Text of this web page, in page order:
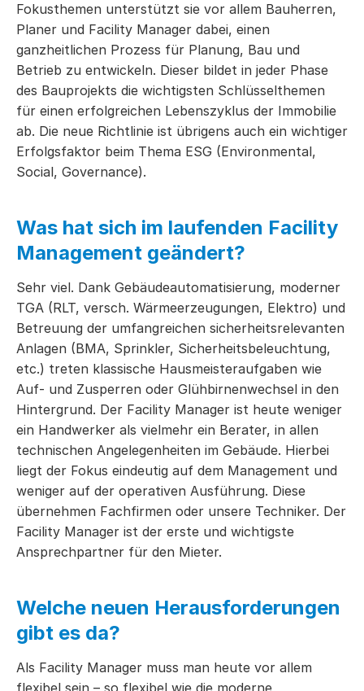
Fokusthemen unterstützt sie vor allem Bauherren,
Planer und Facility Manager dabei, einen
ganzheitlichen Prozess für Planung, Bau und
Betrieb zu entwickeln. Dieser bildet in jeder Phase
des Bauprojekts die wichtigsten Schlüsselthemen
für einen erfolgreichen Lebenszyklus der Immobilie
ab. Die neue Richtlinie ist übrigens auch ein wichtiger
Erfolgsfaktor beim Thema ESG (Environmental,
Social, Governance).
Was hat sich im laufenden Facility
Management geändert?
Sehr viel. Dank Gebäudeautomatisierung, moderner
TGA (RLT, versch. Wärmeerzeugungen, Elektro) und
Betreuung der umfangreichen sicherheitsrelevanten
Anlagen (BMA, Sprinkler, Sicherheitsbeleuchtung,
etc.) treten klassische Hausmeisteraufgaben wie
Auf- und Zusperren oder Glühbirnenwechsel in den
Hintergrund. Der Facility Manager ist heute weniger
ein Handwerker als vielmehr ein Berater, in allen
technischen Angelegenheiten im Gebäude. Hierbei
liegt der Fokus eindeutig auf dem Management und
weniger auf der operativen Ausführung. Diese
übernehmen Fachfirmen oder unsere Techniker. Der
Facility Manager ist der erste und wichtigste
Ansprechpartner für den Mieter.
Welche neuen Herausforderungen
gibt es da?
Als Facility Manager muss man heute vor allem
flexibel sein – so flexibel wie die moderne